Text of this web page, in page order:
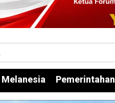
Melanesia Pemerintahan